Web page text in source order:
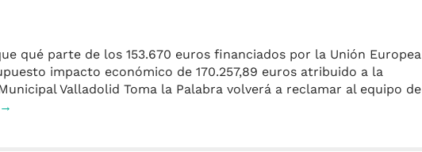
qué parte de los 153.670 euros financiados por la Unión Europea
impacto económico de 170.257,89 euros atribuido a la
Valladolid Toma la Palabra volverá a reclamar al equipo de